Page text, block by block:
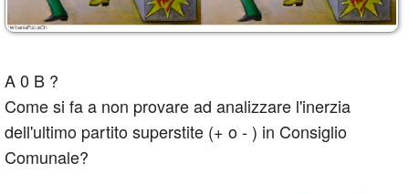
A 0 B ?
Come si fa a non provare ad analizzare l'inerzia
dell'ultimo partito superstite (+ o - ) in Consiglio
Comunale?